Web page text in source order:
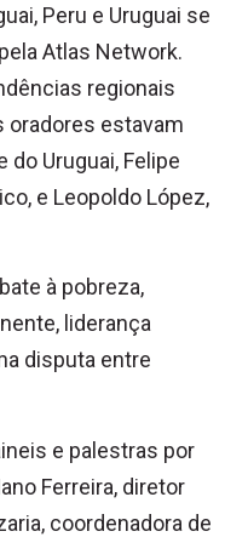
Peru e Uruguai se
Atlas Network.
regionais
oradores estavam
Uruguai, Felipe
e Leopoldo López,
à pobreza,
liderança
disputa entre
e palestras por
Ferreira, diretor
coordenadora de